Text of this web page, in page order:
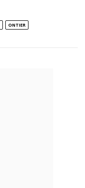
ONTIER